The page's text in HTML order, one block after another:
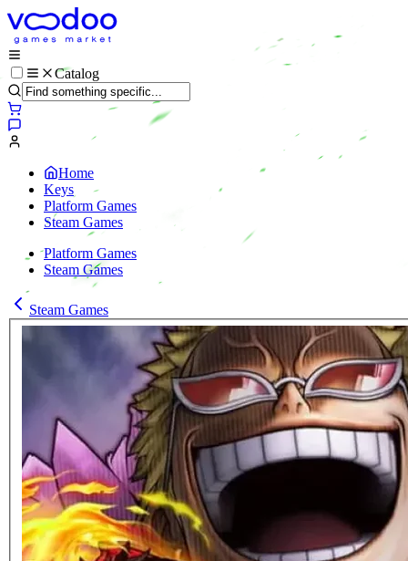
Catalog
Home
Keys
Platform Games
Steam Games
Platform Games
Steam Games
Steam Games